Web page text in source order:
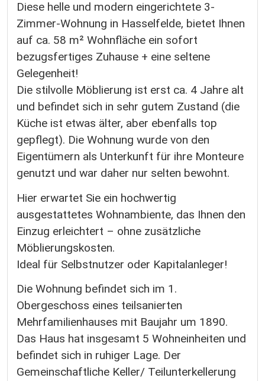
Diese helle und modern eingerichtete 3-
Zimmer-Wohnung in Hasselfelde, bietet Ihnen
auf ca. 58 m² Wohnfläche ein sofort
bezugsfertiges Zuhause + eine seltene
Gelegenheit!
Die stilvolle Möblierung ist erst ca. 4 Jahre alt
und befindet sich in sehr gutem Zustand (die
Küche ist etwas älter, aber ebenfalls top
gepflegt). Die Wohnung wurde von den
Eigentümern als Unterkunft für ihre Monteure
genutzt und war daher nur selten bewohnt.
Hier erwartet Sie ein hochwertig
ausgestattetes Wohnambiente, das Ihnen den
Einzug erleichtert – ohne zusätzliche
Möblierungskosten.
Ideal für Selbstnutzer oder Kapitalanleger!
Die Wohnung befindet sich im 1.
Obergeschoss eines teilsanierten
Mehrfamilienhauses mit Baujahr um 1890.
Das Haus hat insgesamt 5 Wohneinheiten und
befindet sich in ruhiger Lage. Der
Gemeinschaftliche Keller/ Teilunterkellerung